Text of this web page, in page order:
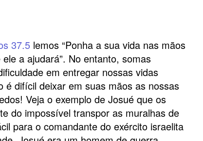
37.5 lemos “Ponha a sua vida nas mãos
a ajudará”. No entanto, somas
em entregar nossas vidas
é difícil deixar em suas mãos as nossas
Veja o exemplo de Josué que os
do impossível transpor as muralhas de
para o comandante do exército israelita